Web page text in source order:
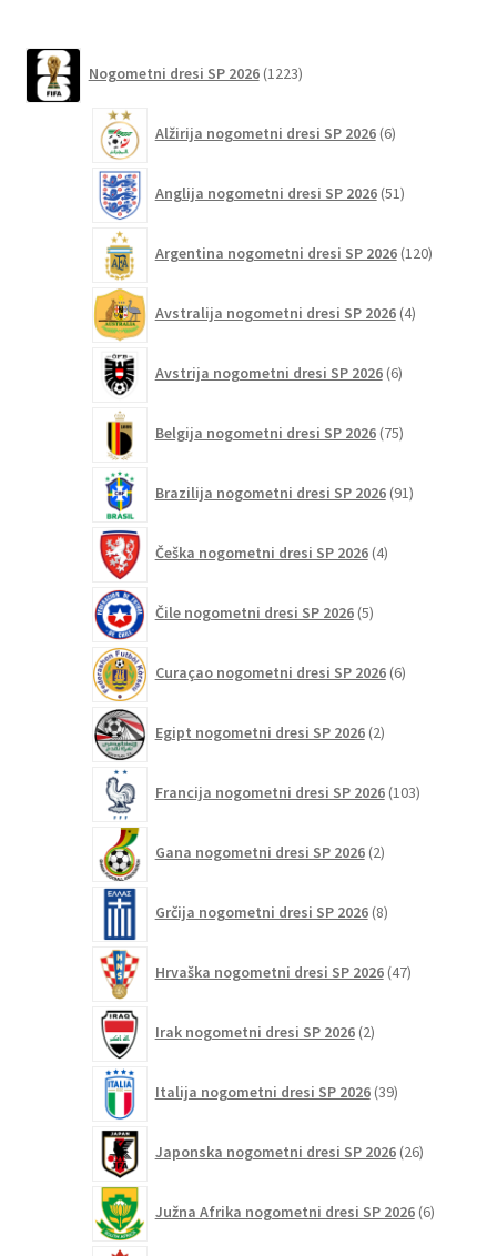
Nogometni dresi SP 2026 1223izdelkov
Alžirija nogometni dresi SP 2026 6izdelkov
Anglija nogometni dresi SP 2026 51izdelkov
Argentina nogometni dresi SP 2026 120izdelkov
Avstralija nogometni dresi SP 2026 4izdelki
Avstrija nogometni dresi SP 2026 6izdelkov
Belgija nogometni dresi SP 2026 75izdelkov
Brazilija nogometni dresi SP 2026 91izdelkov
Češka nogometni dresi SP 2026 4izdelki
Čile nogometni dresi SP 2026 5izdelkov
Curaçao nogometni dresi SP 2026 6izdelkov
Egipt nogometni dresi SP 2026 2izdelka
Francija nogometni dresi SP 2026 103izdelki
Gana nogometni dresi SP 2026 2izdelka
Grčija nogometni dresi SP 2026 8izdelkov
Hrvaška nogometni dresi SP 2026 47izdelkov
Irak nogometni dresi SP 2026 2izdelka
Italija nogometni dresi SP 2026 39izdelkov
Japonska nogometni dresi SP 2026 26izdelkov
Južna Afrika nogometni dresi SP 2026 6izdelkov